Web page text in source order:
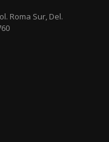
Roma Sur, Del.